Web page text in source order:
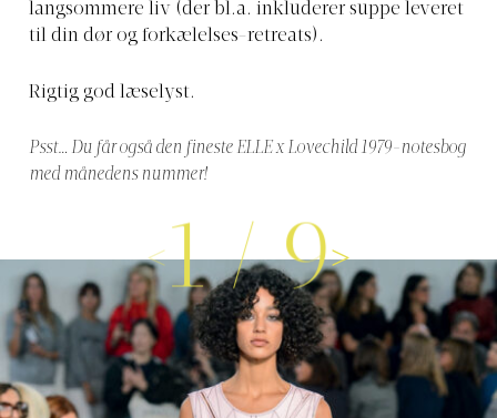
langsommere liv (der bl.a. inkluderer suppe leveret
til din dør og forkælelses-retreats).
Rigtig god læselyst.
Psst… Du får også den fineste ELLE x Lovechild 1979-notesbog
med månedens nummer!
1/9